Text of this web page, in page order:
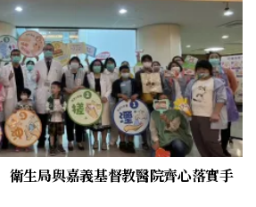
生局與嘉義基督教醫院齊心落實手